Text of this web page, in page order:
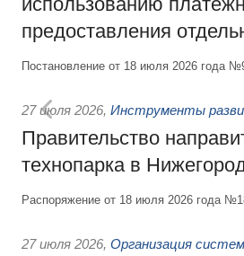
предоставления
Постановление от 18 июля 2026 года
27 июля 2026, Инструменты
Правительство
технопарка в
Распоряжение от 18 июля 2026 года
27 июля 2026, Организация